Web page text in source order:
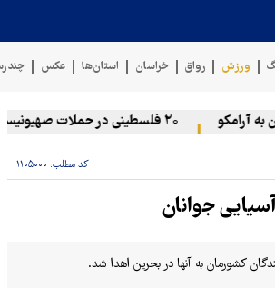
ورزش رواق خراسان استان‌ها عکس
آرامکو ۲۰ فلسطینی در حملات صهیونیست‌ها و شهرک‌نشینان در کرانه باختری زخمی شدند
کد مطلب: ۱۱۰۵۰۰۰
جوانان
کشورمان به آنها در بحرین اهدا شد.